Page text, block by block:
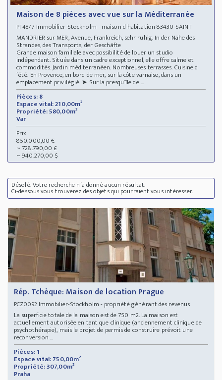
Maison de 8 pièces avec vue sur la Méditerranée
PF4877 Immobilier-Stockholm - maison d habitation 83430 SAINT
MANDRIER sur MER, Avenue, Frankreich, sehr ruhig. In der Nähe des
Strandes, des Transports, der Geschäfte
Grande maison familiale avec possibilité de louer un studio
indépendant. Située dans un cadre exceptionnel, elle offre calme et
commodités. Jardin méditerranéen. Nombreuses terrasses. Cuisine d
´été. En Provence, en bord de mer, sur la côte varnaise, dans un
emplacement privilégié. ➤ Sur la presqu´île de ...
Pièces: 8
Espace vital: 210,00m²
Propriété: 580,00m²
Var
Prix:
850.000,00 €
~ 728.790,00 £
~ 940.270,00 $
Désolé. Votre recherche n´a donné aucun résultat.
Ci-dessous vous trouverez des objets qui pourraient vous intéresser.
Rép. Tchèque: Maison de location Prague
PCZ0092Immobilier-Stockholm - propriété générant des revenus
La superficie totale de la maison est de 750 m2. La maison est
actuellement autorisée en tant que clinique (anciennement clinique de
psychothérapie), mais le projet de permis de construire prévoit une
reconversion ...
Pièces: 1
Espace vital: 750,00m²
Propriété: 307,00m²
Praha